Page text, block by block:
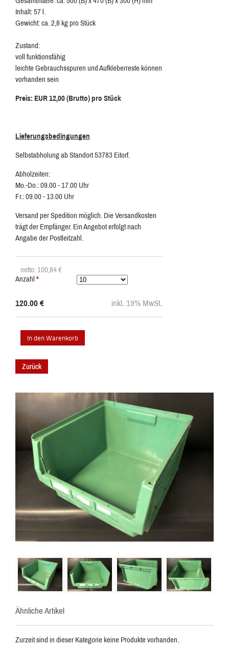
Inhalt: 57 l.
Gewicht: ca. 2,8 kg pro Stück
Zustand:
voll funktionsfähig
leichte Gebrauchsspuren und Aufkleberreste können
vorhanden sein
Preis: EUR 12,00 (Brutto) pro Stück
Lieferungsbedingungen
Selbstabholung ab Standort 53783 Eitorf.
Abholzeiten:
Mo.-Do.: 09.00 - 17.00 Uhr
Fr.: 09.00 - 13.00 Uhr
Versand per Spedition möglich. Die Versandkosten
trägt der Empfänger. Ein Angebot erfolgt nach
Angabe der Postleitzahl.
netto: 100,84€
Anzahl *
120.00 € inkl. 19% MwSt.
Zurück
Ähnliche Artikel
Zurzeit sind in dieser Kategorie keine Produkte vorhanden.